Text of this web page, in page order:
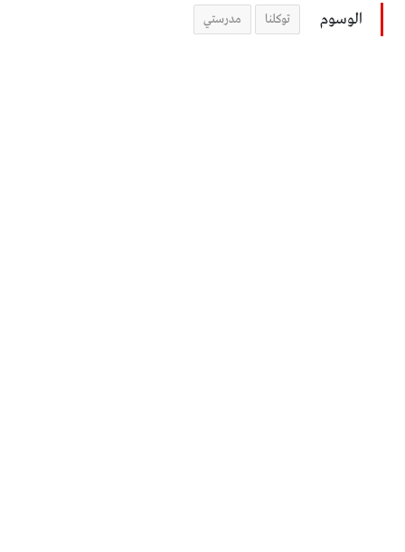
الوسوم توكلنا مدرستي